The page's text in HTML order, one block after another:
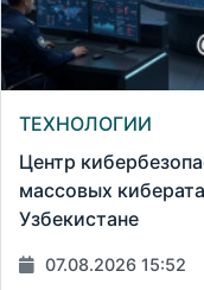
ТЕХНОЛОГИИ
Центр
массовых
Узбекистане
07.08.2026 15:52